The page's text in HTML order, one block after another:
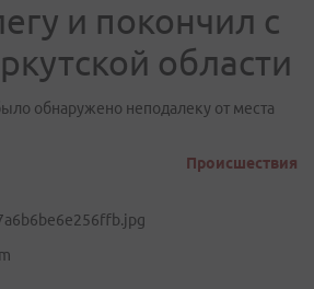
и покончил с
области
обнаружено неподалеку от места
Происшествия